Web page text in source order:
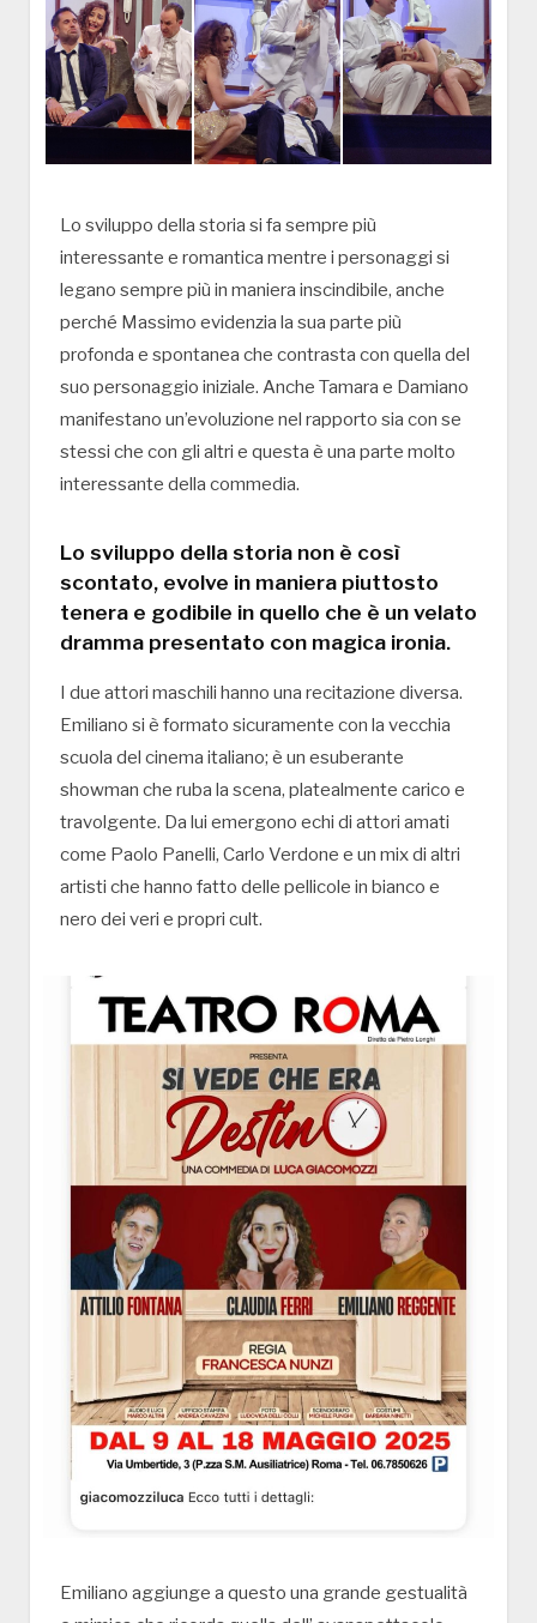
Lo sviluppo della storia si fa sempre più
interessante e romantica mentre i personaggi si
legano sempre più in maniera inscindibile, anche
perché Massimo evidenzia la sua parte più
profonda e spontanea che contrasta con quella del
suo personaggio iniziale. Anche Tamara e Damiano
manifestano un’evoluzione nel rapporto sia con se
stessi che con gli altri e questa è una parte molto
interessante della commedia.
Lo sviluppo della storia non è così
scontato, evolve in maniera piuttosto
tenera e godibile in quello che è un velato
dramma presentato con magica ironia.
I due attori maschili hanno una recitazione diversa.
Emiliano si è formato sicuramente con la vecchia
scuola del cinema italiano; è un esuberante
showman che ruba la scena, platealmente carico e
travolgente. Da lui emergono echi di attori amati
come Paolo Panelli, Carlo Verdone e un mix di altri
artisti che hanno fatto delle pellicole in bianco e
nero dei veri e propri cult.
Emiliano aggiunge a questo una grande gestualità